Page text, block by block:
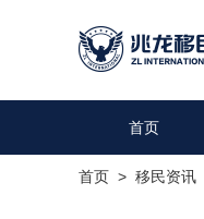
首页
首页 > 移民资讯